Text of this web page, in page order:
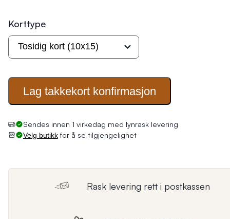
Korttype
Lag takkekort konfirmasjon
Sendes innen 1 virkedag med lynrask levering
Velg butikkfor å se tilgjengelighet
Rask levering rett i postkassen